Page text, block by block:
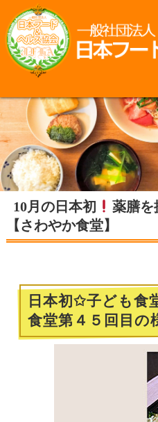
10月の日本初
薬膳
【さわやか食堂】
日本初✩子ども食
食堂第４５回目の